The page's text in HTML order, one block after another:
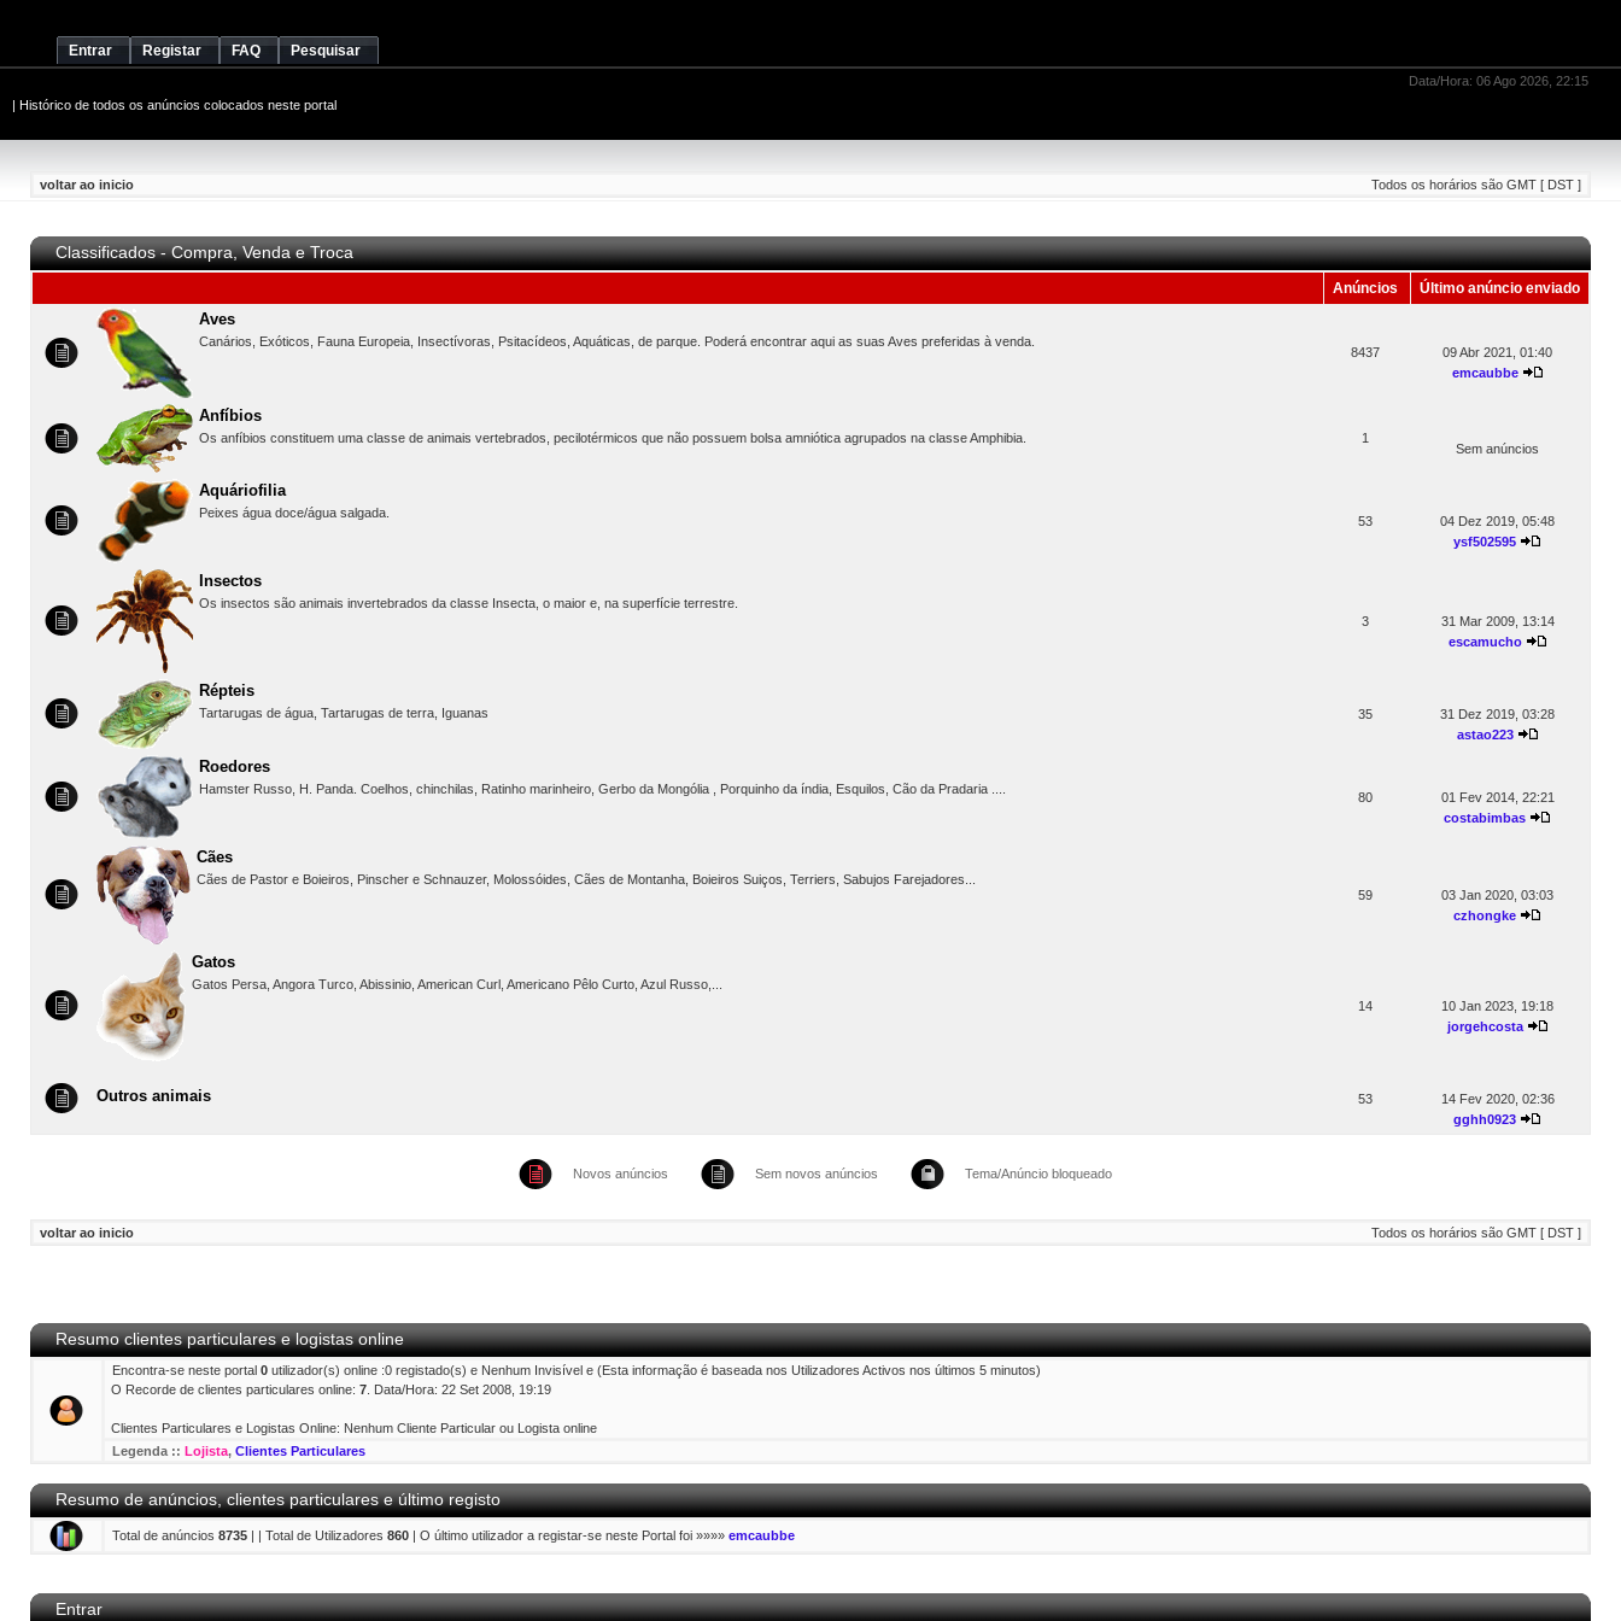
Entrar Registar FAQ Pesquisar
Data/Hora: 06 Ago 2026, 22:15
| Histórico de todos os anúncios colocados neste portal
voltar ao inicio Todos os horários são GMT [ DST ]
Classificados - Compra, Venda e Troca
Anúncios Último anúncio enviado
Aves
Canários, Exóticos, Fauna Europeia, Insectívoras, Psitacídeos, Aquáticas, de parque. Poderá encontrar aqui as suas Aves preferidas à venda.
8437
09 Abr 2021, 01:40
emcaubbe
Anfíbios
Os anfíbios constituem uma classe de animais vertebrados, pecilotérmicos que não possuem bolsa amniótica agrupados na classe Amphibia. 1
Sem anúncios
Aquáriofilia
Peixes água doce/água salgada.
53
04 Dez 2019, 05:48
ysf502595
Insectos
Os insectos são animais invertebrados da classe Insecta, o maior e, na superfície terrestre.
3
31 Mar 2009, 13:14
escamucho
Répteis
Tartarugas de água, Tartarugas de terra, Iguanas 35
31 Dez 2019, 03:28
astao223
Roedores
Hamster Russo, H. Panda. Coelhos, chinchilas, Ratinho marinheiro, Gerbo da Mongólia , Porquinho da índia, Esquilos, Cão da Pradaria ....
80
01 Fev 2014, 22:21
costabimbas
Cães
Cães de Pastor e Boieiros, Pinscher e Schnauzer, Molossóides, Cães de Montanha, Boieiros Suiços, Terriers, Sabujos Farejadores...
59
03 Jan 2020, 03:03
czhongke
Gatos
Gatos Persa, Angora Turco, Abissinio, American Curl, Americano Pêlo Curto, Azul Russo,...
14
10 Jan 2023, 19:18
jorgehcosta
Outros animais 53
14 Fev 2020, 02:36
gghh0923
Novos anúncios Sem novos anúncios Tema/Anúncio bloqueado
voltar ao inicio Todos os horários são GMT [ DST ]
Resumo clientes particulares e logistas online
Encontra-se neste portal 0 utilizador(s) online :0 registado(s) e Nenhum Invisível e (Esta informação é baseada nos Utilizadores Activos nos últimos 5 minutos)
O Recorde de clientes particulares online: 7 . Data/Hora: 22 Set 2008, 19:19
Clientes Particulares e Logistas Online: Nenhum Cliente Particular ou Logista online
Legenda :: Lojista, Clientes Particulares
Resumo de anúncios, clientes particulares e último registo
Total de anúncios 8735 | | Total de Utilizadores 860 | O último utilizador a registar-se neste Portal foi »»»» emcaubbe
Entrar